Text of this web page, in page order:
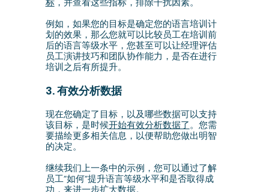
例如，如果您的目标是确定您的语言培训计
划的效果，那么您就可以比较员工在培训前
后的语言等级水平，您甚至可以让经理评估
员工演讲技巧和团队协作能力，是否在进行
培训之后有所提升。
3. 有效分析数据
现在您确定了目标，以及哪些数据可以支持
该目标，是时候开始有效分析数据了。您需
要描绘更多相关信息，以便帮助您做出明智
的决定。
继续我们上一条中的示例，您可以通过了解
员工”如何”提升语言等级水平和是否取得成
功，来进一步扩大数据。